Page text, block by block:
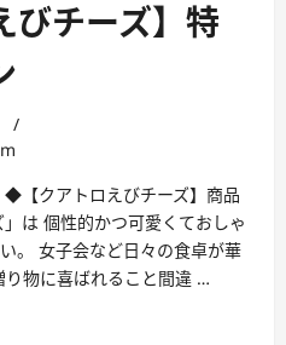
びチーズ】特
/
【クアトロえびチーズ】商品
は 個性的かつ可愛くておしゃ
。 女子会など日々の食卓が華
物に喜ばれること間違 …